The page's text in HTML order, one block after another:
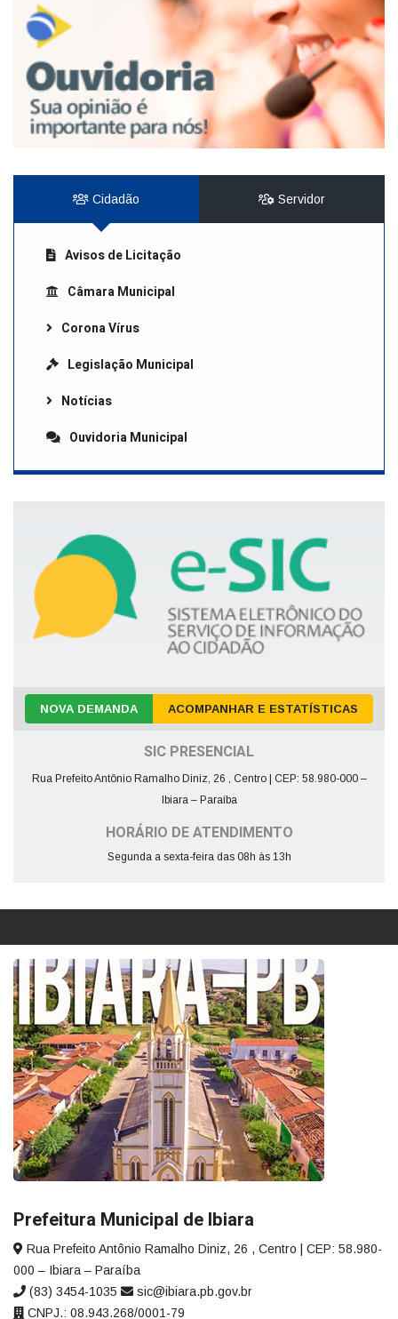
Cidadão Servidor
Avisos de Licitação
Câmara Municipal
Corona Vírus
Legislação Municipal
Notícias
Ouvidoria Municipal
NOVA DEMANDA ACOMPANHAR E ESTATÍSTICAS
SIC PRESENCIAL
Rua Prefeito Antônio Ramalho Diniz, 26 , Centro | CEP: 58.980-000 –
Ibiara – Paraíba
HORÁRIO DE ATENDIMENTO
Segunda a sexta-feira das 08h às 13h
Prefeitura Municipal de Ibiara
Rua Prefeito Antônio Ramalho Diniz, 26 , Centro | CEP: 58.980-
000 – Ibiara – Paraíba
(83) 3454-1035
sic@ibiara.pb.gov.br
CNPJ.: 08.943.268/0001-79